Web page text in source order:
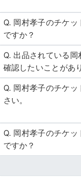
Q. 岡村孝子のチケ
ですか？
Q. 出品されている
確認したいことがあ
Q. 岡村孝子のチケ
さい。
Q. 岡村孝子のチケ
ですか？